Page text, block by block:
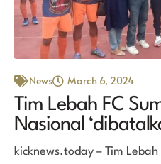
News March 6, 2024
Tim Lebah FC
Nasional
kicknews.today – Tim